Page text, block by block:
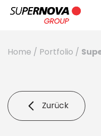
Home / Portfolio /
Zurück